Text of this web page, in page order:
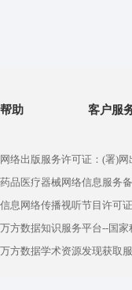
帮助 客户服
网络出版服务许可证：(署)
药品医疗器械网络信息服务
信息网络传播视听节目许可
万方数据知识服务平台--国
万方数据学术资源发现获取